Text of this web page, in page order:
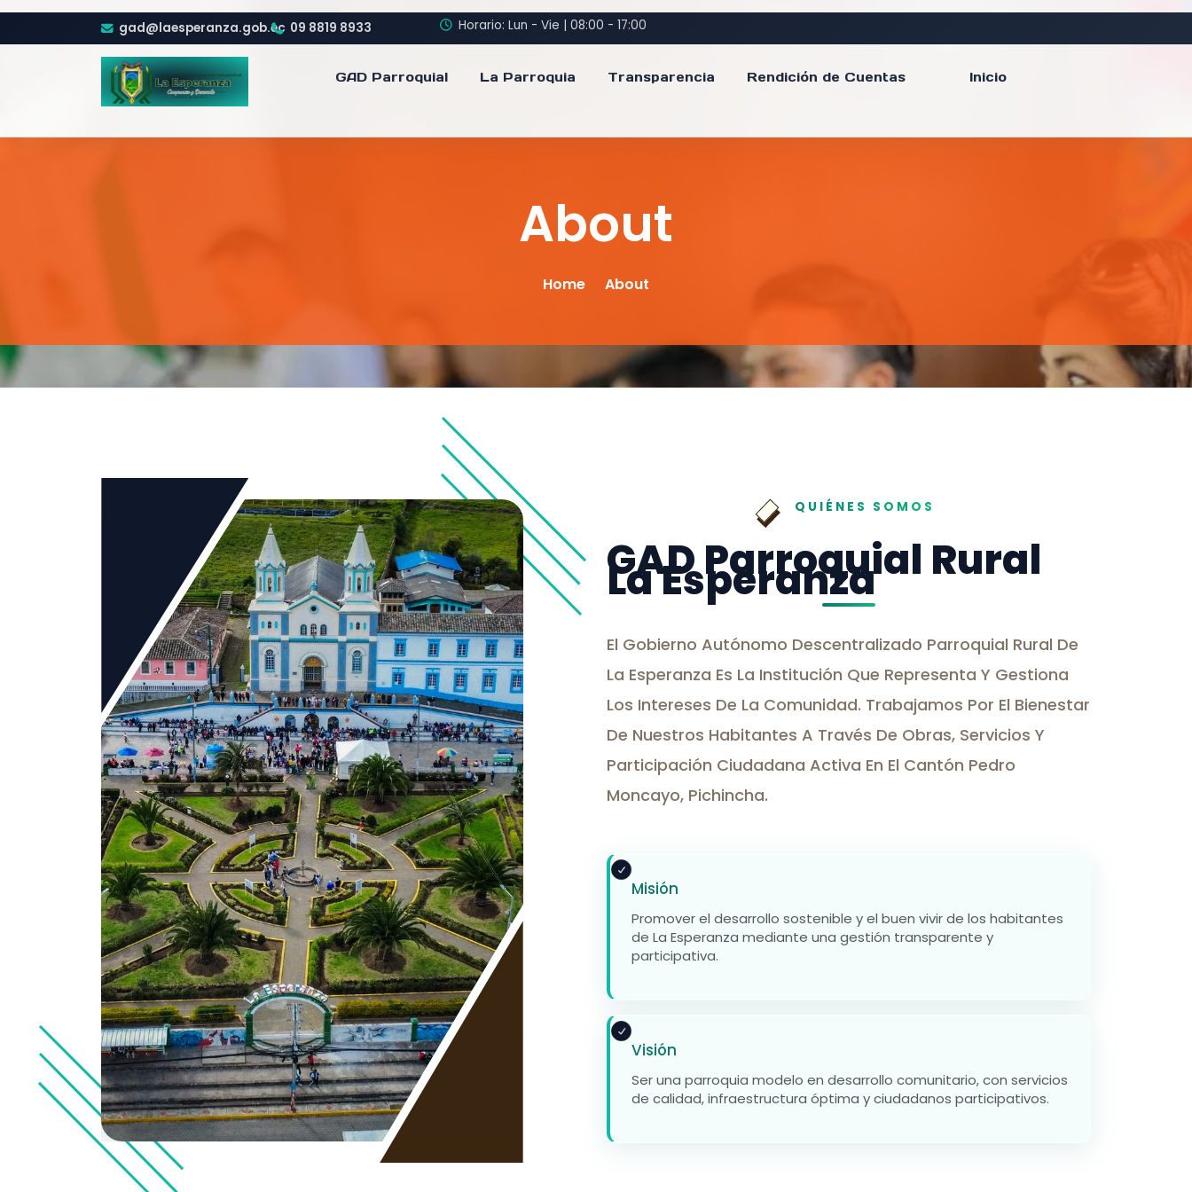
gad@laesperanza.gob.ec 09 8819 8933 Horario: Lun - Vie | 08:00 - 17:00
GAD Parroquial La Parroquia Transparencia Rendición de Cuentas Inicio
About
Home About
QUIÉNES SOMOS
GAD Parroquial Rural
La Esperanza
El Gobierno Autónomo Descentralizado Parroquial Rural De
La Esperanza Es La Institución Que Representa Y Gestiona
Los Intereses De La Comunidad. Trabajamos Por El Bienestar
De Nuestros Habitantes A Través De Obras, Servicios Y
Participación Ciudadana Activa En El Cantón Pedro
Moncayo, Pichincha.
Misión
Promover el desarrollo sostenible y el buen vivir de los habitantes
de La Esperanza mediante una gestión transparente y
participativa.
Visión
Ser una parroquia modelo en desarrollo comunitario, con servicios
de calidad, infraestructura óptima y ciudadanos participativos.